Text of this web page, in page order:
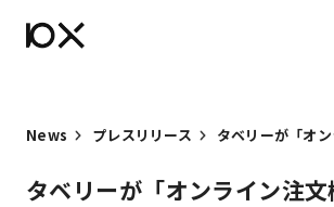
News プレスリリース
タベリーが「オンライン注